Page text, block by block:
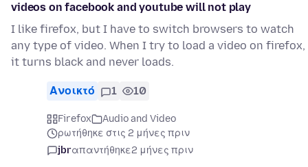
videos on facebook and youtube will not play
I like firefox, but I have to switch browsers to watch
any type of video. When I try to load a video on firefox,
it turns black and never loads.
Ανοικτό 1 10
Firefox
Audio and Video
ρωτήθηκε στις 2 μήνες πριν
jbrαπαντήθηκε2 μήνες πριν